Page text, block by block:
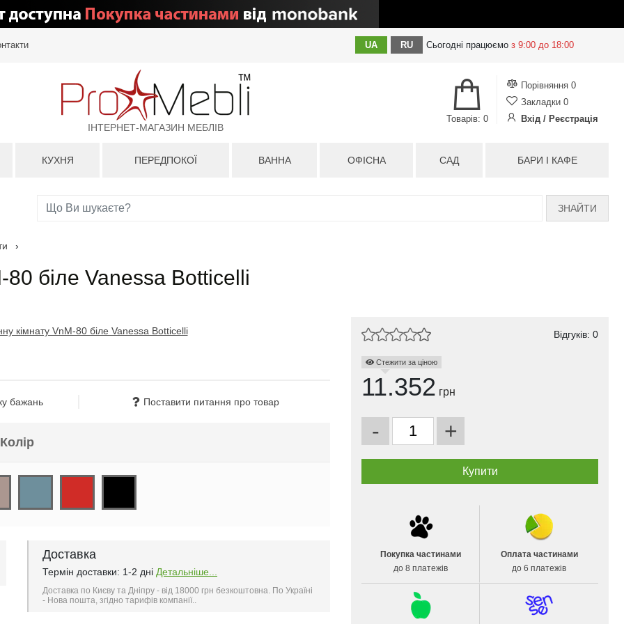
UA RU Сьогодні працюємо з 9:00 до 18:00
ІНТЕРНЕТ-МАГАЗИН МЕБЛІВ
Порівняння 0
Закладки 0
Вхід / Реєстрація
Товарів: 0
КУХНЯ ПЕРЕДПОКОЇ ВАННА ОФІСНА САД БАРИ І КАФЕ
ЗНАЙТИ
›
80 біле Vanessa Botticelli
бажань Поставити питання про товар
Колір
Доставка
Термін доставки: 1-2 дні Детальніше...
Доставка по Києву та Дніпру - від 18000 грн безкоштовна. По Україні
- Нова пошта, згідно тарифів компанії..
Відгуків: 0
Стежити за ціною
11.352 грн
- +
Покупка частинами
до 8 платежів
Оплата частинами
до 6 платежів